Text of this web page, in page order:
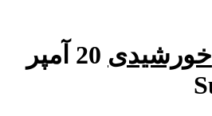
خورشیدی
20 آمپر